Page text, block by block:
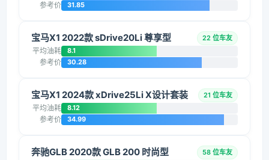
参考价 31.85
宝马X1 2022款 sDrive20Li 尊享型 22 位车友
平均油耗 8.1
参考价 30.28
宝马X1 2024款 xDrive25Li X设计套装 21 位车友
平均油耗 8.12
参考价 34.99
奔驰GLB 2020款 GLB 200 时尚型 58 位车友